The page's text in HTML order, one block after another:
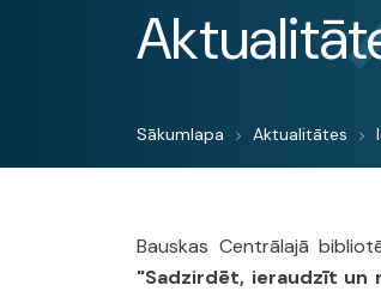
Sākumlapa Aktualitātes
Bauskas Centrālajā
"Sadzirdēt, ieraudzīt un